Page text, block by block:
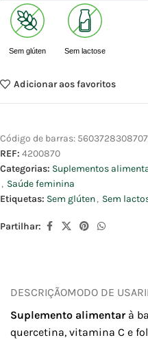
Sem glúten Sem lactose
Adicionar aos favoritos
Código de barras: 5603728308707
REF: 4200870
Categorias: Suplementos
, Saúde feminina
Etiquetas: Sem glúten, Sem
Partilhar:
DESCRIÇÃOMODO DE USAR
Suplemento alimentar à
quercetina, vitamina C e